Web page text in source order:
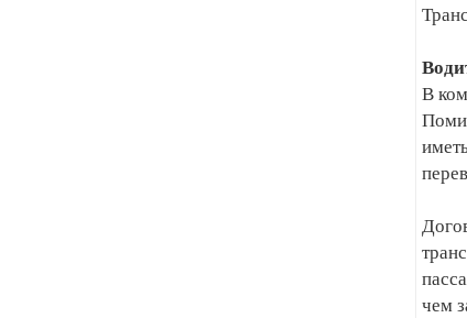
В
чем